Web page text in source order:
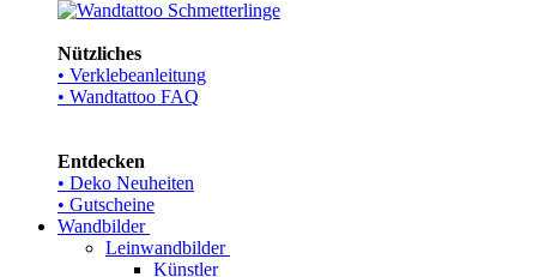
Nützliches
• Verklebeanleitung
• Wandtattoo FAQ
Entdecken
• Deko Neuheiten
• Gutscheine
Wandbilder
Leinwandbilder
Künstler